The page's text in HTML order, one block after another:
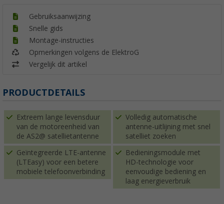
Gebruiksaanwijzing
Snelle gids
Montage-instructies
Opmerkingen volgens de ElektroG
Vergelijk dit artikel
PRODUCTDETAILS
Extreem lange levensduur
van de motoreenheid van
de AS2@ satellietantenne
Volledig automatische
antenne-uitlijning met snel
satelliet zoeken
Geïntegreerde LTE-antenne
(LTEasy) voor een betere
mobiele telefoonverbinding
Bedieningsmodule met
HD-technologie voor
eenvoudige bediening en
laag energieverbruik